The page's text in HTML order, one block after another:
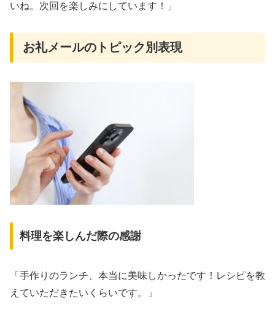
いね。次回を楽しみにしています！」
お礼メールのトピック別表現
料理を楽しんだ際の感謝
「手作りのランチ、本当に美味しかったです！レシピを教
えていただきたいくらいです。」